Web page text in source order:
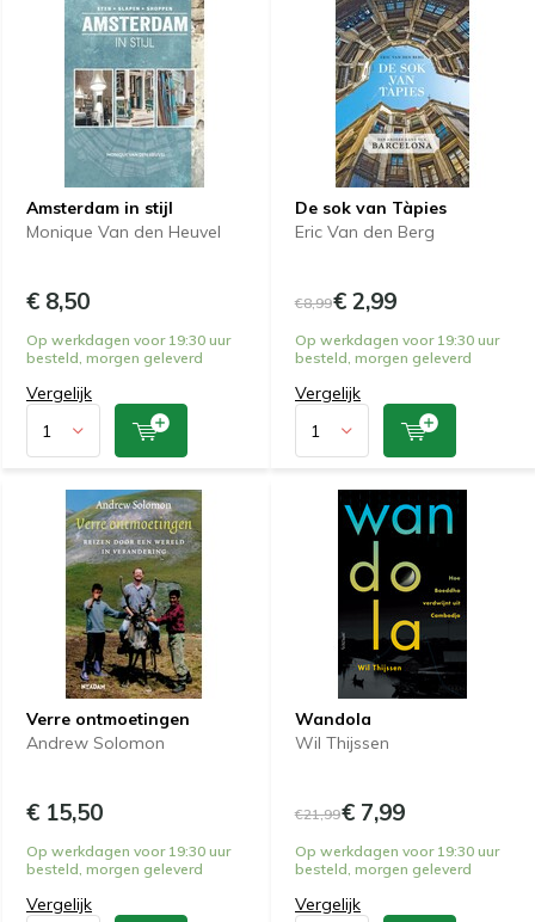
Amsterdam in stijl
Monique Van den Heuvel
€ 8,50
Op werkdagen voor 19:30 uur
besteld, morgen geleverd
Vergelijk
De sok van Tàpies
Eric Van den Berg
€8,99€ 2,99
Op werkdagen voor 19:30 uur
besteld, morgen geleverd
Vergelijk
Verre ontmoetingen
Andrew Solomon
€ 15,50
Op werkdagen voor 19:30 uur
besteld, morgen geleverd
Vergelijk
Wandola
Wil Thijssen
€21,99€ 7,99
Op werkdagen voor 19:30 uur
besteld, morgen geleverd
Vergelijk